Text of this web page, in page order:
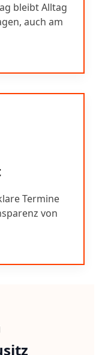
bleibt Alltag
auch am
Termine
von